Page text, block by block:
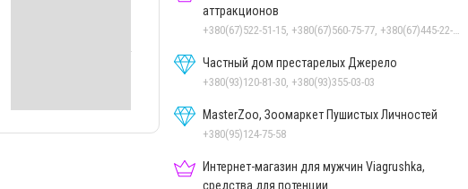
аттракционов
Частный дом престарелых Джерело
+380(93)120-81-30, +380(93)355-03-03
MasterZoo, Зоомаркет Пушистых Личностей
+380(95)124-75-58
Интернет-магазин для мужчин Viagrushka,
средства для потенции